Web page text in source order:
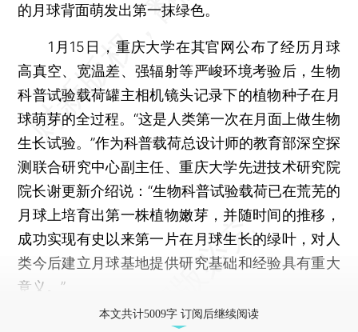
的月球背面萌发出第一抹绿色。
1月15日，重庆大学在其官网公布了经历月球
高真空、宽温差、强辐射等严峻环境考验后，生物
科普试验载荷罐主相机镜头记录下的植物种子在月
球萌芽的全过程。“这是人类第一次在月面上做生物
生长试验。”作为科普载荷总设计师的教育部深空探
测联合研究中心副主任、重庆大学先进技术研究院
院长谢更新介绍说：“生物科普试验载荷已在荒芜的
月球上培育出第一株植物嫩芽，并随时间的推移，
成功实现有史以来第一片在月球生长的绿叶，对人
类今后建立月球基地提供研究基础和经验具有重大
意义。”
本文共计5009字 订阅后继续阅读